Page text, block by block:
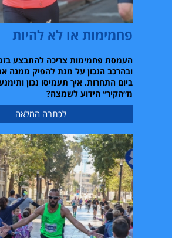
פחמימות או לא להיות
העמסת פחמימות צריכה להתבצע
ובהרכב הנכון על מנת להפיק ממנה
ביום התחרות.איך תעמיסו נכון
מ״הקיר״ הידוע לשמצה?
לכתבה המלאה